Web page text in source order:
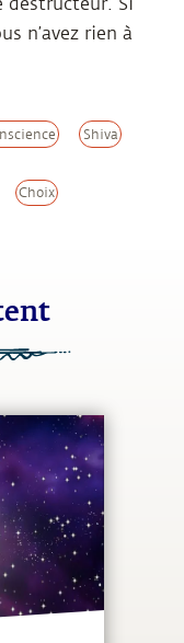
destructeur. Si
n’avez rien à
Shiva
Choix